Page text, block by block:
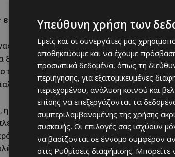
ισχύος – και αντίβαρο στις ΗΠΑ
της προσέγγισης Οτάβας–Πεκίνου
δομημένες συνομιλίες για την
ανάπτυξη τεχνολογιών καθαρής
κάθε 12 έως 18 μήνες.
η στρατηγική σημασία είναι προφανής: η
αποκλειστικά μέσω αμερικανικών
σε σταθερούς και πολιτικά
πίεσης.
Υπεύθυνη χρήση των
Εμείς και οι συνεργάτες μας
αποθηκεύουμε και να έχουμε
προσωπικά δεδομένα, όπως τη
περιήγησης, για εξατομικευμένες
περιεχομένου, ανάλυση κοινού και
επίσης να επεξεργάζονται τα
συμπεριλαμβανομένης της χρήσης
συσκευής. Οι επιλογές σας ισχύουν
να βασίζονται σε έννομο συμφέρον
στις Ρυθμίσεις διαφήμισης. Μπορείτε